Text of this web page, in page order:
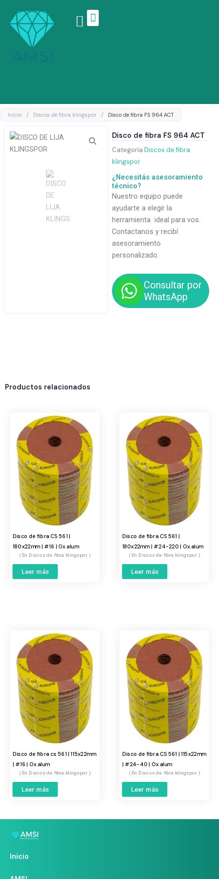
contenido
Inicio / Discos de fibra klingspor / Disco de fibra FS 964 ACT
Disco de fibra FS 964 ACT
Categoría Discos de fibra
klingspor
¿Necesitás asesoramiento
técnico?
Nuestro equipo puede
ayudarte a elegir la
herramienta ideal para vos.
Contactanos y recibí
asesoramiento
personalizado.
Consultar por
WhatsApp
Productos relacionados
Disco de fibra CS 561 |
180x22mm | #16 | Ox.alum
Discos de fibra klingspor
Leer más
Disco de fibra CS 561 |
180x22mm | #24-220 | Ox.alum
Discos de fibra klingspor
Leer más
Disco de fibra cs 561 | 115x22mm
| #16 | Ox.alum
Discos de fibra klingspor
Leer más
Disco de fibra CS 561 | 115x22mm
| #24-40 | Ox.alum
Discos de fibra klingspor
Leer más
Inicio